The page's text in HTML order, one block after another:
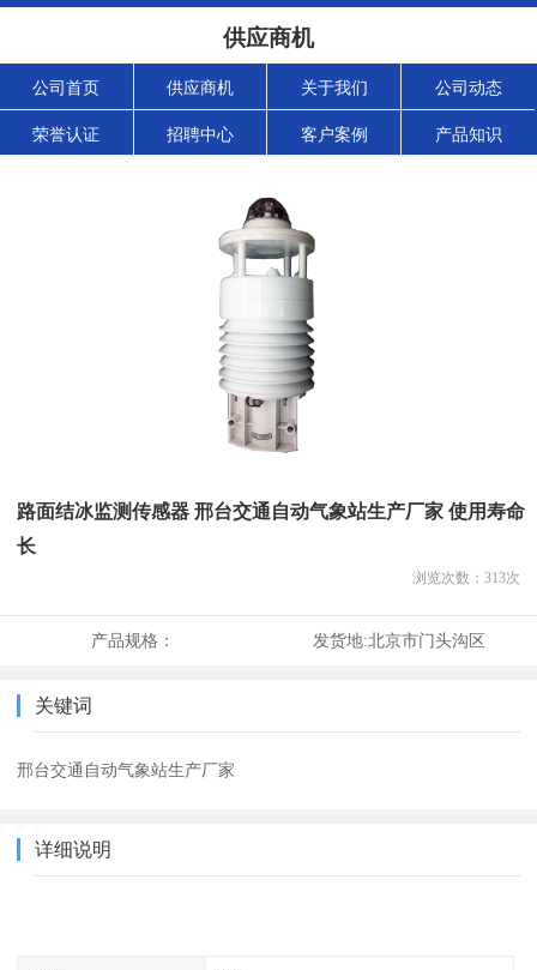
供应商机
公司首页 供应商机 关于我们 公司动态
荣誉认证 招聘中心 客户案例 产品知识
路面结冰监测传感器 邢台交通自动气象站生产厂家 使用寿命
长
浏览次数： 313次
产品规格： 发货地:北京市门头沟区
关键词
邢台交通自动气象站生产厂家
详细说明